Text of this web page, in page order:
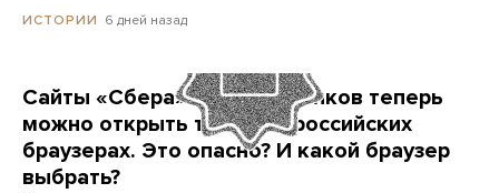
ИСТОРИИ 6 дней назад
Сайты «Сбера» и других банков теперь
можно открыть только в российских
браузерах. Это опасно? И какой браузер
выбрать?